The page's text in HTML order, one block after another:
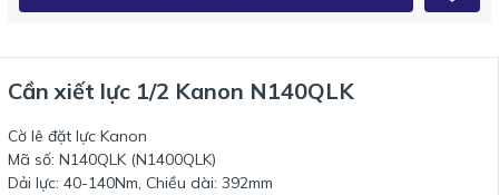
Cần xiết lực 1/2 Kanon N140QLK
Cờ lê đặt lực Kanon
Mã số: N140QLK (N1400QLK)
Dải lực: 40-140Nm, Chiều dài: 392mm